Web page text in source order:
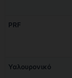
PRF
Υαλουρονικό